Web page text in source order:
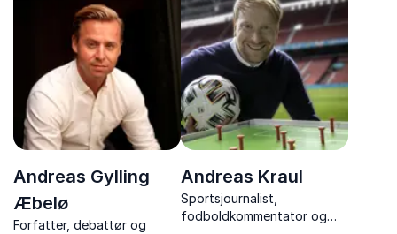
Trillingsgaard leverer
lærerige foredrag om
ledelse, ledergrupper og
samarbejde.
Andreas Gylling
Æbelø
Forfatter, debattør og
Andreas Kraul
Sportsjournalist,
fodboldkommentator og